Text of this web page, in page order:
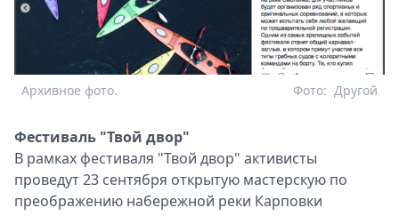
Архивное фото. Другой
Фото:
Фестиваль "Твой двор"
В рамках фестиваля "Твой двор" активисты
проведут 23 сентября открытую мастерскую по
преображению набережной реки Карповки